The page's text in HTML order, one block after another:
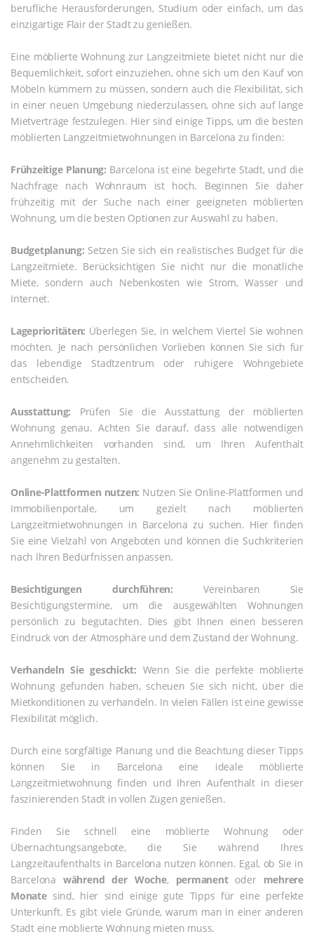
berufliche Herausforderungen, Studium oder einfach, um das
einzigartige Flair der Stadt zu genießen.
Eine möblierte Wohnung zur Langzeitmiete bietet nicht nur die
Bequemlichkeit, sofort einzuziehen, ohne sich um den Kauf von
Möbeln kümmern zu müssen, sondern auch die Flexibilität, sich
in einer neuen Umgebung niederzulassen, ohne sich auf lange
Mietverträge festzulegen. Hier sind einige Tipps, um die besten
möblierten Langzeitmietwohnungen in Barcelona zu finden:
Frühzeitige Planung: Barcelona ist eine begehrte Stadt, und die
Nachfrage nach Wohnraum ist hoch. Beginnen Sie daher
frühzeitig mit der Suche nach einer geeigneten möblierten
Wohnung, um die besten Optionen zur Auswahl zu haben.
Budgetplanung: Setzen Sie sich ein realistisches Budget für die
Langzeitmiete. Berücksichtigen Sie nicht nur die monatliche
Miete, sondern auch Nebenkosten wie Strom, Wasser und
Internet.
Lageprioritäten: Überlegen Sie, in welchem Viertel Sie wohnen
möchten. Je nach persönlichen Vorlieben können Sie sich für
das lebendige Stadtzentrum oder ruhigere Wohngebiete
entscheiden.
Ausstattung: Prüfen Sie die Ausstattung der möblierten
Wohnung genau. Achten Sie darauf, dass alle notwendigen
Annehmlichkeiten vorhanden sind, um Ihren Aufenthalt
angenehm zu gestalten.
Online-Plattformen nutzen: Nutzen Sie Online-Plattformen und
Immobilienportale, um gezielt nach möblierten
Langzeitmietwohnungen in Barcelona zu suchen. Hier finden
Sie eine Vielzahl von Angeboten und können die Suchkriterien
nach Ihren Bedürfnissen anpassen.
Besichtigungen durchführen: Vereinbaren Sie
Besichtigungstermine, um die ausgewählten Wohnungen
persönlich zu begutachten. Dies gibt Ihnen einen besseren
Eindruck von der Atmosphäre und dem Zustand der Wohnung.
Verhandeln Sie geschickt: Wenn Sie die perfekte möblierte
Wohnung gefunden haben, scheuen Sie sich nicht, über die
Mietkonditionen zu verhandeln. In vielen Fällen ist eine gewisse
Flexibilität möglich.
Durch eine sorgfältige Planung und die Beachtung dieser Tipps
können Sie in Barcelona eine ideale möblierte
Langzeitmietwohnung finden und Ihren Aufenthalt in dieser
faszinierenden Stadt in vollen Zügen genießen.
Finden Sie schnell eine möblierte Wohnung oder
Übernachtungsangebote, die Sie während Ihres
Langzeitaufenthalts in Barcelona nutzen können. Egal, ob Sie in
Barcelona während der Woche, permanentoder mehrere
Monatesind, hier sind einige gute Tipps für eine perfekte
Unterkunft. Es gibt viele Gründe, warum man in einer anderen
Stadt eine möblierte Wohnung mieten muss.